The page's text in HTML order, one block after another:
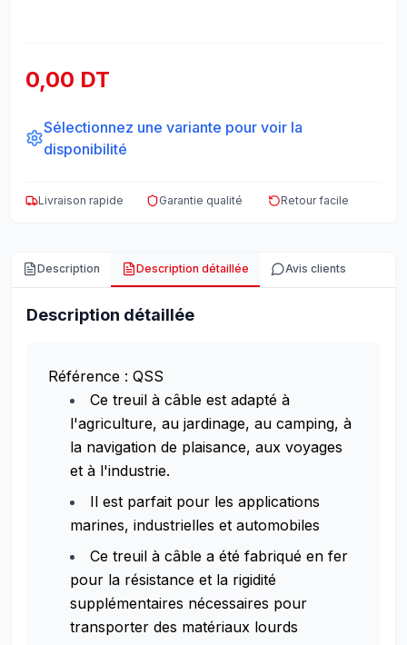
0,00 DT
Sélectionnez une variante pour voir la
disponibilité
Livraison rapide Garantie qualité Retour facile
Description Description détaillée Avis clients
Description détaillée
Référence : QSS
Ce treuil à câble est adapté à
l'agriculture, au jardinage, au camping, à
la navigation de plaisance, aux voyages
et à l'industrie.
Il est parfait pour les applications
marines, industrielles et automobiles
Ce treuil à câble a été fabriqué en fer
pour la résistance et la rigidité
supplémentaires nécessaires pour
transporter des matériaux lourds